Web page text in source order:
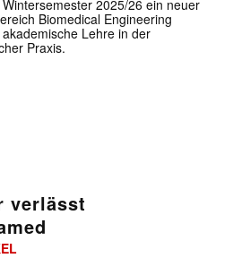
2025/26 ein neuer
Biomedical Engineering
Lehre in der
Praxis.
verlässt